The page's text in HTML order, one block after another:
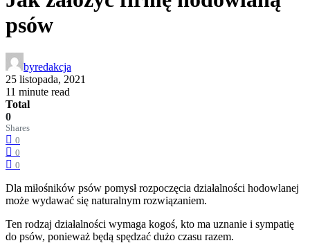
psów
byredakcja
25 listopada, 2021
11 minute read
Total
0
Shares
0
0
0
Dla miłośników psów pomysł rozpoczęcia działalności hodowlanej
może wydawać się naturalnym rozwiązaniem.
Ten rodzaj działalności wymaga kogoś, kto ma uznanie i sympatię
do psów, ponieważ będą spędzać dużo czasu razem.